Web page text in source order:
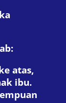
atas,
ibu.